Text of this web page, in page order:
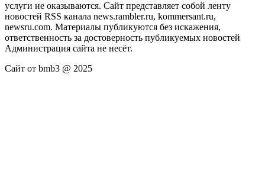
услуги не оказываются. Сайт представляет собой ленту
новостей RSS канала news.rambler.ru, kommersant.ru,
newsru.com. Материалы публикуются без искажения,
ответственность за достоверность публикуемых новостей
Администрация сайта не несёт.
Сайт от bmb3 @ 2025